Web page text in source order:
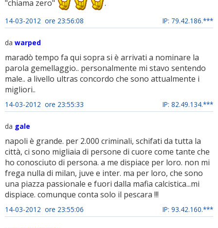
"chiama zero"
.
14-03-2012 ore 23:56:08 IP: 79.42.186.***
da warped
maradò tempo fa qui sopra si è arrivati a nominare la
parola gemellaggio.. personalmente mi stavo sentendo
male.. a livello ultras concordo che sono attualmente i
migliori..
14-03-2012 ore 23:55:33 IP: 82.49.134.***
da gale
napoli è grande. per 2.000 criminali, schifati da tutta la
città, ci sono migliaia di persone di cuore come tante che
ho conosciuto di persona. a me dispiace per loro. non mi
frega nulla di milan, juve e inter. ma per loro, che sono
una piazza passionale e fuori dalla mafia calcistica...mi
dispiace. comunque conta solo il pescara !!!
14-03-2012 ore 23:55:06 IP: 93.42.160.***